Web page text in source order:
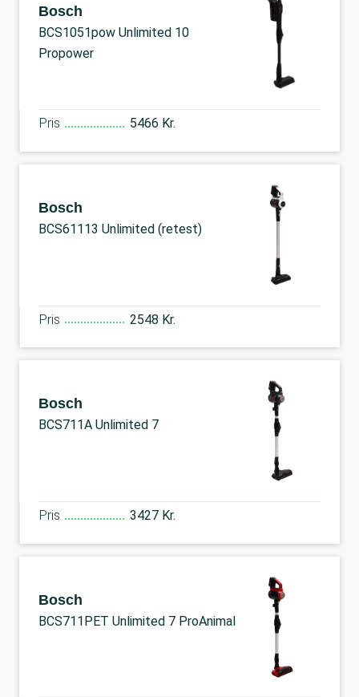
Bosch
BCS1051pow Unlimited 10
Propower
Pris 5466 Kr.
Bosch
BCS61113 Unlimited (retest)
Pris 2548 Kr.
Bosch
BCS711A Unlimited 7
Pris 3427 Kr.
Bosch
BCS711PET Unlimited 7 ProAnimal